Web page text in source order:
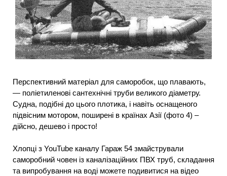
Перспективний матеріал для саморобок, що плавають,
— поліетиленові сантехнічні труби великого діаметру.
Судна, подібні до цього плотика, і навіть оснащеного
підвісним мотором, поширені в країнах Азії (фото 4) –
дійсно, дешево і просто!
Хлопці з YouTube каналу Гараж 54 змайстрували
саморобний човен із каналізаційних ПВХ труб, складання
та випробування на воді можете подивитися на відео